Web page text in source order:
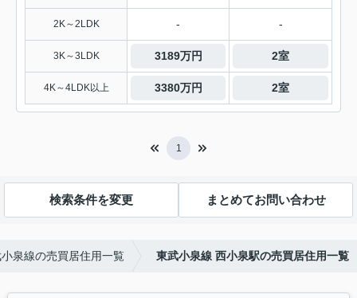
2K～2LDK - -
3K～3LDK 3189万円 2室
4K～4LDK以上 3380万円 2室
1
検索条件を変更 まとめてお問い合わせ
泉線の売買居住用一覧 東武小泉線 西小泉駅の売買居住用一覧